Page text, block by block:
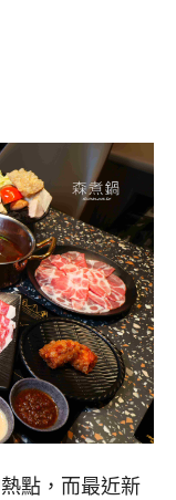
點，而最近新